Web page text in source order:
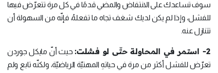
سوف تساعدك على الانتفاض والمضي قدمًا في كل مرة تتعرّض فيها
للفشل، وإذا لم يكن لديك شغف تجاه ما تفعلهُ، فإنّه من السهولة أن
تتنازل عنه.
2- استمر في المحاولة حتّى لو فشلت:
حيث أنّ مايكل جوردن
تعرّض للفشل أكثر من مرة في حياتهِ المهنيّة الرياضيّة، ولكنّه تابع ولم